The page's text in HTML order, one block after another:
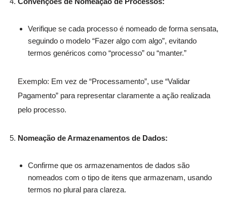
Verifique se cada processo é nomeado de forma sensata,
seguindo o modelo “Fazer algo com algo”, evitando
termos genéricos como “processo” ou “manter.”
Exemplo: Em vez de “Processamento”, use “Validar
Pagamento” para representar claramente a ação realizada
pelo processo.
Nomeação de Armazenamentos de Dados:
Confirme que os armazenamentos de dados são
nomeados com o tipo de itens que armazenam, usando
termos no plural para clareza.